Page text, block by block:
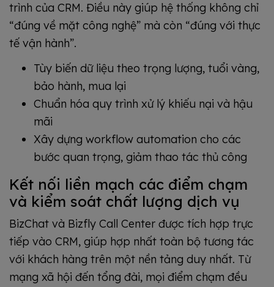
trình của CRM. Điều này giúp hệ thống không chỉ
“đúng về mặt công nghệ” mà còn “đúng với thực
tế vận hành”.
Tùy biến dữ liệu theo trọng lượng, tuổi vàng,
bảo hành, mua lại
Chuẩn hóa quy trình xử lý khiếu nại và hậu
mãi
Xây dựng workflow automation cho các
bước quan trọng, giảm thao tác thủ công
Kết nối liền mạch các điểm chạm
và kiểm soát chất lượng dịch vụ
BizChat và Bizfly Call Center được tích hợp trực
tiếp vào CRM, giúp hợp nhất toàn bộ tương tác
với khách hàng trên một nền tảng duy nhất. Từ
mạng xã hội đến tổng đài, mọi điểm chạm đều